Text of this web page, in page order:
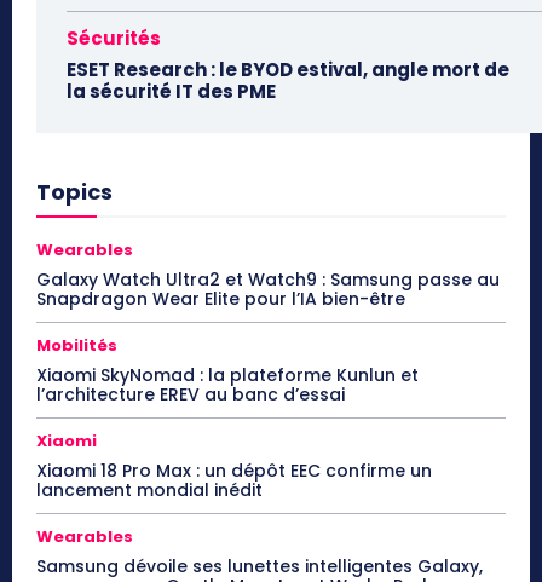
Sécurités
ESET Research : le BYOD estival, angle mort de
la sécurité IT des PME
Topics
Wearables
Galaxy Watch Ultra2 et Watch9 : Samsung passe au
Snapdragon Wear Elite pour l’IA bien-être
Mobilités
Xiaomi SkyNomad : la plateforme Kunlun et
l’architecture EREV au banc d’essai
Xiaomi
Xiaomi 18 Pro Max : un dépôt EEC confirme un
lancement mondial inédit
Wearables
Samsung dévoile ses lunettes intelligentes Galaxy,